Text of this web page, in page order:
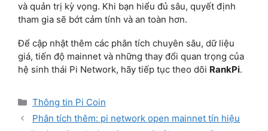
và quản trị kỳ vọng. Khi bạn hiểu đủ sâu, quyết định
tham gia sẽ bớt cảm tính và an toàn hơn.
Để cập nhật thêm các phân tích chuyên sâu, dữ liệu
giá, tiến độ mainnet và những thay đổi quan trọng của
hệ sinh thái Pi Network, hãy tiếp tục theo dõi RankPi.
Categories
Thông tin Pi Coin
Phân tích thêm: pi network open mainnet tín hiệu